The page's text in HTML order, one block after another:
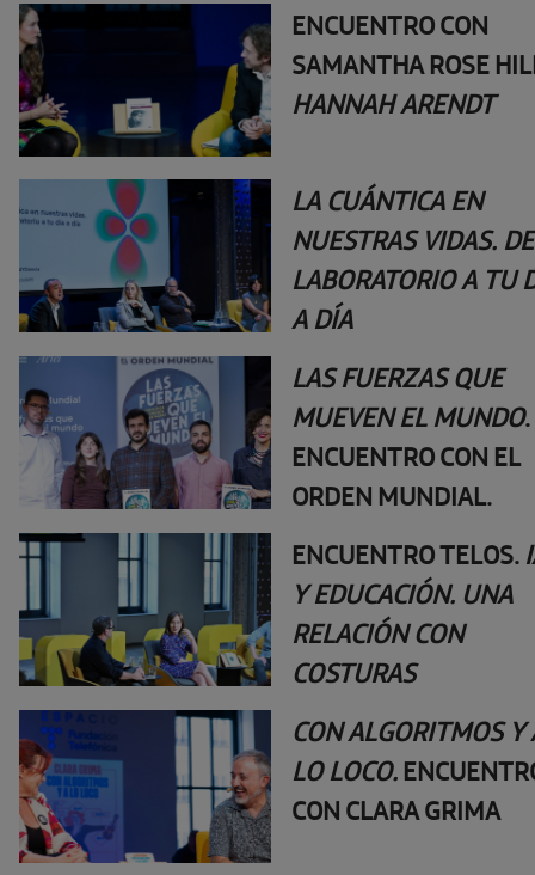
ENCUENTRO CON
SAMANTHA ROSE
HANNAH ARENDT
LA CUÁNTICA EN
NUESTRAS VIDAS.
LABORATORIO A TU
A DÍA
LAS FUERZAS QUE
MUEVEN EL MUNDO.
ENCUENTRO CON EL
ORDEN MUNDIAL.
ENCUENTRO TELOS.
Y EDUCACIÓN. UNA
RELACIÓN CON
COSTURAS
CON ALGORITMOS Y
LO LOCO.
CON CLARA GRIMA